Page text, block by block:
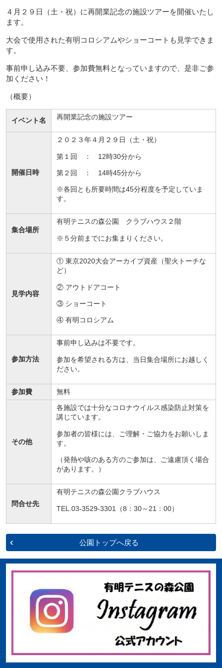
４月２９日（土・祝）に再開業記念の施設ツアーを開催いたし
ます。
大会で使用された有明コロシアムやショーコートも見学できま
す。
事前申し込み不要、参加費無料となっていますので、是非ご参
加ください！
（概要）
イベント名 再開業記念の施設ツアー
開催日時
２０２３年４月２９日（土・祝）
第１回 ： 12時30分から
第２回 ： 14時45分から
※各回とも所要時間は45分程度を予定していま
す。
集合場所
有明テニスの森公園 クラブハウス２階
※５分前までにお集まりください。
見学内容
① 東京2020大会アーカイブ資産（聖火トーチな
ど）
② アウトドアコート
③ ショーコート
④ 有明コロシアム
参加方法
事前申し込みは不要です。
参加を希望される方は、当日集合場所にお越しく
ださい。
参加費 無料
その他
各施設では十分なコロナウイルス感染防止対策を
講じています。
参加者の皆様には、ご理解・ご協力をお願いしま
す。
（発熱や咳のある方のご参加は、ご遠慮頂く場合
があります。）
問合せ先
有明テニスの森公園クラブハウス
TEL.03-3529-3301（8：30～21：00）
公園トップへ戻る